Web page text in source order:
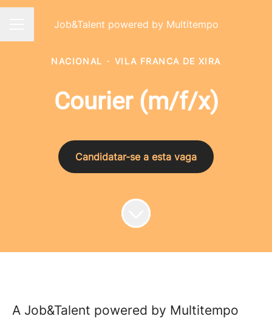
Menu de carreiras
Job&Talent powered by Multitempo
NACIONAL · VILA FRANCA DE XIRA
Courier (m/f/x)
Candidatar-se a esta vaga
A Job&Talent powered by Multitempo